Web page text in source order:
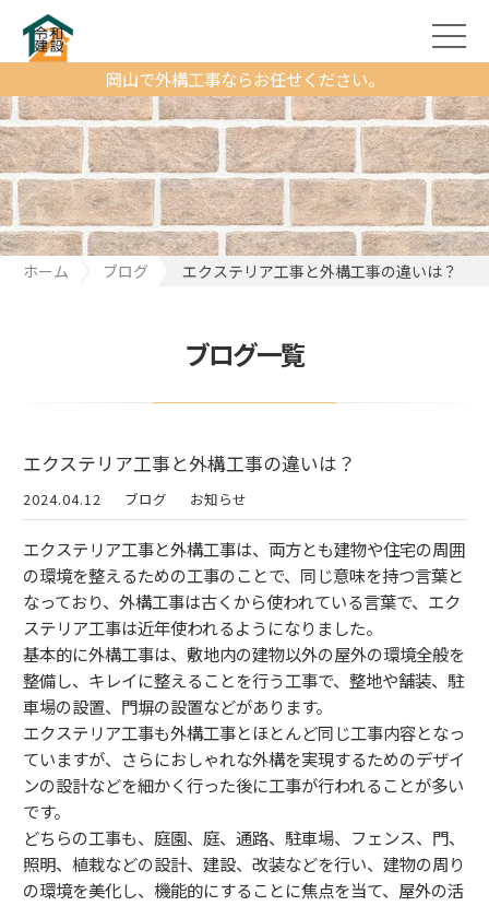
岡山で外構工事ならお任せください。
ホーム ブログ エクステリア工事と外構工事の違いは？
ブログ一覧
エクステリア工事と外構工事の違いは？
2024.04.12 ブログ お知らせ
エクステリア工事と外構工事は、両方とも建物や住宅の周囲
の環境を整えるための工事のことで、同じ意味を持つ言葉と
なっており、外構工事は古くから使われている言葉で、エク
ステリア工事は近年使われるようになりました。
基本的に外構工事は、敷地内の建物以外の屋外の環境全般を
整備し、キレイに整えることを行う工事で、整地や舗装、駐
車場の設置、門塀の設置などがあります。
エクステリア工事も外構工事とほとんど同じ工事内容となっ
ていますが、さらにおしゃれな外構を実現するためのデザイ
ンの設計などを細かく行った後に工事が行われることが多い
です。
どちらの工事も、庭園、庭、通路、駐車場、フェンス、門、
照明、植栽などの設計、建設、改装などを行い、建物の周り
の環境を美化し、機能的にすることに焦点を当て、屋外の活